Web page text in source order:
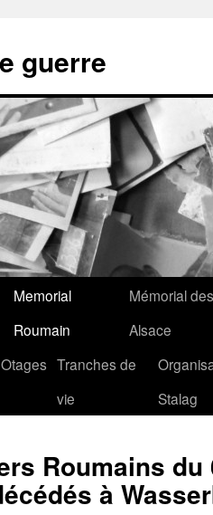
guerre
Memorial
Roumain
Mémorial
Alsace
Otages Tranches de
vie
Stalag
Roumains du
à